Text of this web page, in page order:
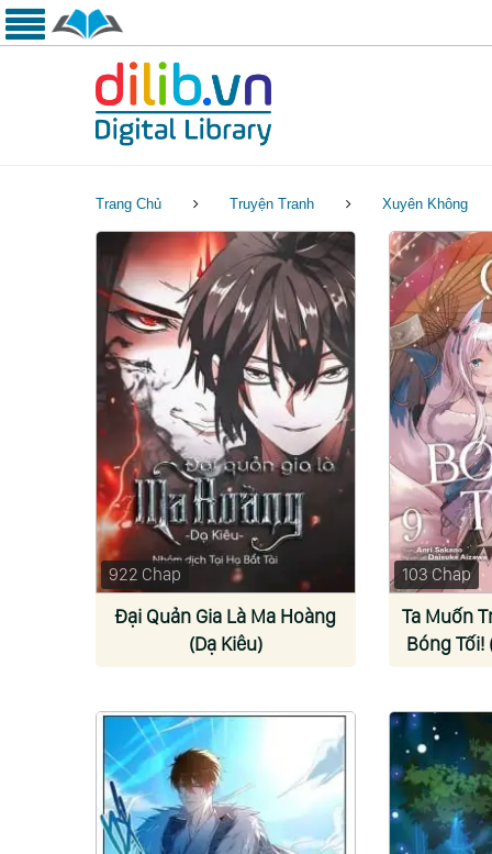
Trang Chủ Truyện Tranh Xuyên Không
922 Chap
Đại Quản Gia Là Ma Hoàng
(Dạ Kiêu)
103 Chap
Ta Muốn
Bóng Tối!